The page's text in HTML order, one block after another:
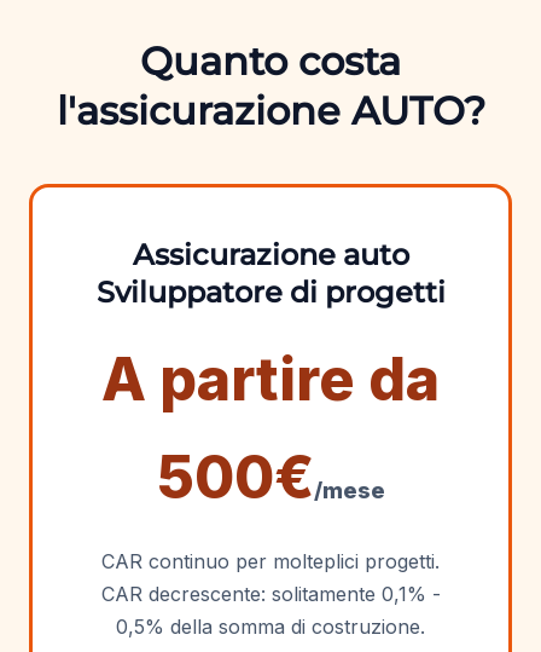
Quanto costa
l'assicurazione AUTO?
Assicurazione auto
Sviluppatore di progetti
A partire da
500€/mese
CAR continuo per molteplici progetti.
CAR decrescente: solitamente 0,1% -
0,5% della somma di costruzione.